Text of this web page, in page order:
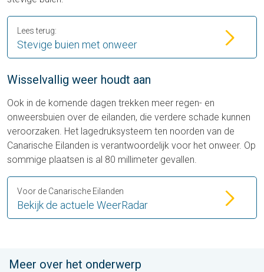
Stevige buien met onweer
Lees terug:
Wisselvallig weer houdt aan
Ook in de komende dagen trekken meer regen- en
onweersbuien over de eilanden, die verdere schade kunnen
veroorzaken. Het lagedruksysteem ten noorden van de
Canarische Eilanden is verantwoordelijk voor het onweer. Op
sommige plaatsen is al 80 millimeter gevallen.
Bekijk de actuele WeerRadar
Voor de Canarische Eilanden
Meer over het onderwerp